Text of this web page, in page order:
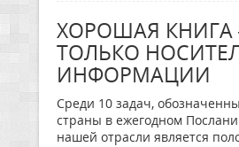
ХОРОШАЯ КНИГА
ТОЛЬКО
ИНФОРМАЦИИ
Среди 10 задач,
страны в ежегодном
нашей отрасли является